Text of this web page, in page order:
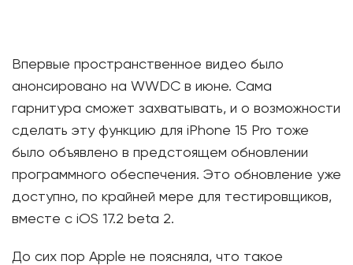
Впервые пространственное видео было
анонсировано на WWDC в июне. Сама
гарнитура сможет захватывать, и о возможности
сделать эту функцию для iPhone 15 Pro тоже
было объявлено в предстоящем обновлении
программного обеспечения. Это обновление уже
доступно, по крайней мере для тестировщиков,
вместе с iOS 17.2 beta 2.
До сих пор Apple не поясняла, что такое